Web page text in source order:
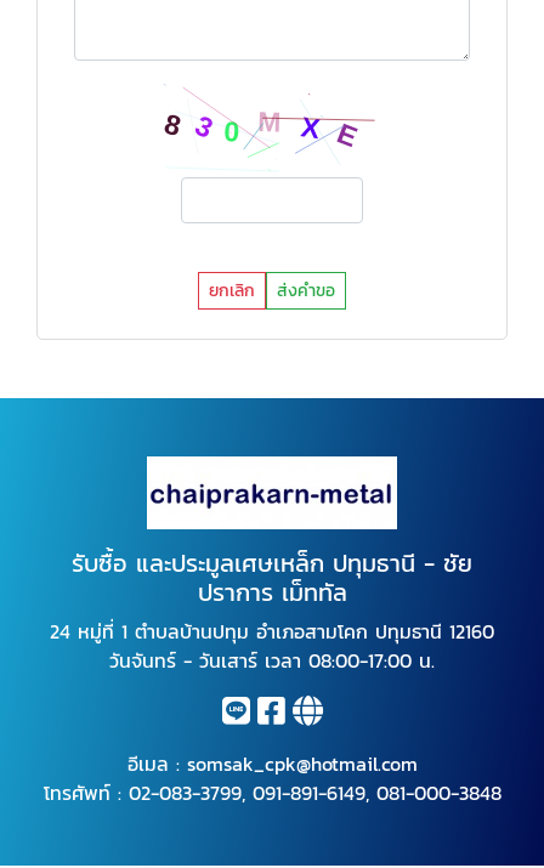
ยกเลิก ส่งคำขอ
รับซื้อ และประมูลเศษเหล็ก ปทุมธานี - ชัย
ปราการ เม็ททัล
24 หมู่ที่ 1 ตำบลบ้านปทุม อำเภอสามโคก ปทุมธานี 12160
วันจันทร์ - วันเสาร์ เวลา 08:00-17:00 น.
อีเมล : somsak_cpk@hotmail.com
โทรศัพท์ : 02-083-3799, 091-891-6149, 081-000-3848